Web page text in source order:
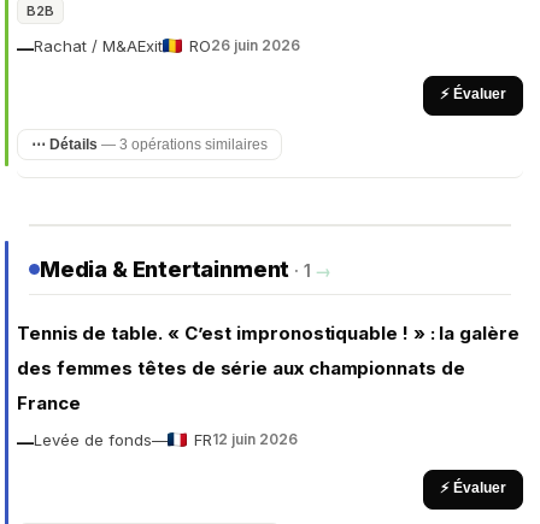
B2B
Rachat / M&A
— Exit RO26 juin 2026
⚡ Évaluer
⋯ Détails — 3 opérations similaires
Media & Entertainment · 1 →
Tennis de table. « C’est impronostiquable ! » : la galère
des femmes têtes de série aux championnats de
France
Levée de fonds
— — FR12 juin 2026
⚡ Évaluer